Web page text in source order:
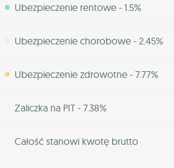
Ubezpieczenie rentowe - 1.5%
Ubezpieczenie chorobowe - 2.45%
Ubezpieczenie zdrowotne - 7.77%
Zaliczka na PIT - 7.38%
Całość stanowi kwotę brutto